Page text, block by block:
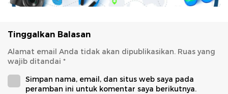
Tinggalkan Balasan
Alamat email Anda tidak akan dipublikasikan. Ruas yang
wajib ditandai *
Simpan nama, email, dan situs web saya pada
peramban ini untuk komentar saya berikutnya.